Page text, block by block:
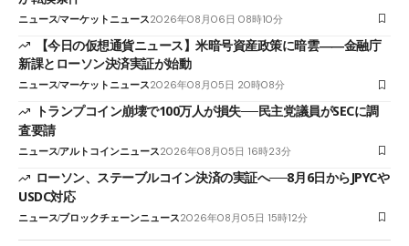
ニュースマーケットニュース2026年08月06日 08時10分
【今日の仮想通貨ニュース】米暗号資産政策に暗雲――金融庁
新課とローソン決済実証が始動
ニュースマーケットニュース2026年08月05日 20時08分
トランプコイン崩壊で100万人が損失──民主党議員がSECに調
査要請
ニュースアルトコインニュース2026年08月05日 16時23分
ローソン、ステーブルコイン決済の実証へ──8月6日からJPYCや
USDC対応
ニュースブロックチェーンニュース2026年08月05日 15時12分